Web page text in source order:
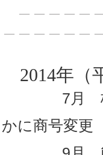
2014年（
7月 株式会
かに商号変更